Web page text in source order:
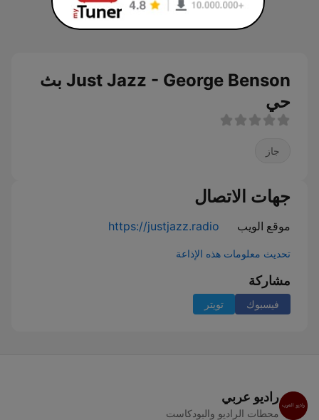
Just Jazz - George Benson بث
حي
جاز
جهات الاتصال
موقع الويب https://justjazz.radio
تحديث معلومات هذه الإذاعة
مشاركة
فيسبوك تويتر
راديو عربي
محطات الراديو والبودكاست